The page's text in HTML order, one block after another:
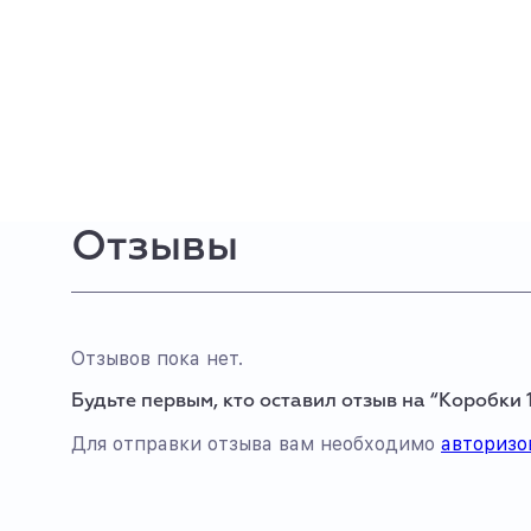
Отзывы
Отзывов пока нет.
Будьте первым, кто оставил отзыв на “Коробки
Для отправки отзыва вам необходимо